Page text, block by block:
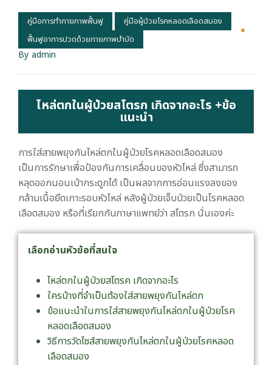
คู่มือการทำกายภาพฟื้นฟู
คู่มือผู้ป่วยโรคหลอดเลือดสมอง
ฟื้นฟูอาการปวดด้วยกายภาพบำบัด
By Admin
ไหล่ตกในผู้ป่วยสโตรก เกิดจากอะไร +ข้อ
แนะนำ
การใส่สายพยุงกันไหล่ตกในผู้ป่วยโรคหลอดเลือดสมอง
เป็นการรักษาเพื่อป้องกันการเคลื่อนของหัวไหล่ ซึ่งสามารถ
หลุดออกนอนเบ้ากระดูกได้ เป็นผลจากการอ่อนแรงลงของ
กล้ามเนื้อยึดเกาะรอบหัวไหล่ หลังผู้ป่วยเจ็บป่วยเป็นโรคหลอด
เลือดสมอง หรือที่เรียกกันภาษาแพทย์ว่า สโตรก นั่นเองค่ะ
เลือกอ่านหัวข้อที่สนใจ
ไหล่ตกในผู้ป่วยสโตรค เกิดจากอะไร
ใครบ้างที่จำเป็นต้องใส่สายพยุงกันไหล่ตก
ข้อแนะนำในการใส่สายพยุงกันไหล่ตกในผู้ป่วยโรค
หลอดเลือดสมอง
วิธีการวัดไซส์สายพยุงกันไหล่ตกในผู้ป่วยโรคหลอด
เลือดสมอง